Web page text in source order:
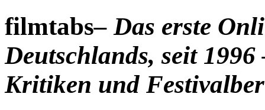
filmtabs– Das erste
Deutschlands, seit
Kritiken und